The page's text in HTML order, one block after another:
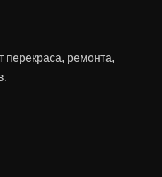
перекраса, ремонта,